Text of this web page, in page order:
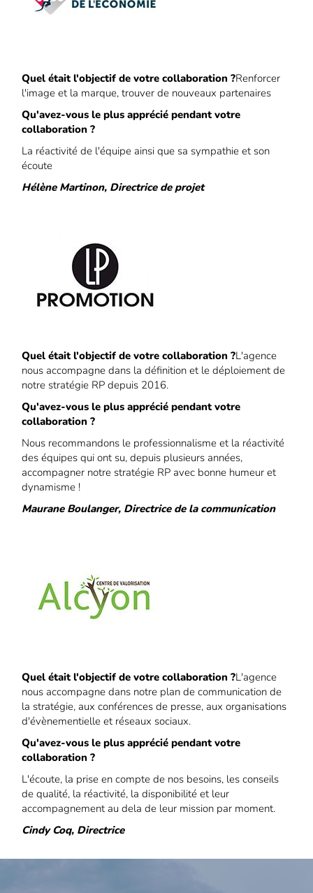
Quel était l'objectif de votre collaboration ?Renforcer
l'image et la marque, trouver de nouveaux partenaires
Qu'avez-vous le plus apprécié pendant votre
collaboration ?
La réactivité de l'équipe ainsi que sa sympathie et son
écoute
Hélène Martinon, Directrice de projet
Quel était l'objectif de votre collaboration ?L'agence
nous accompagne dans la définition et le déploiement de
notre stratégie RP depuis 2016.
Qu'avez-vous le plus apprécié pendant votre
collaboration ?
Nous recommandons le professionnalisme et la réactivité
des équipes qui ont su, depuis plusieurs années,
accompagner notre stratégie RP avec bonne humeur et
dynamisme !
Maurane Boulanger, Directrice de la communication
Quel était l'objectif de votre collaboration ?L'agence
nous accompagne dans notre plan de communication de
la stratégie, aux conférences de presse, aux organisations
d'évènementielle et réseaux sociaux.
Qu'avez-vous le plus apprécié pendant votre
collaboration ?
L'écoute, la prise en compte de nos besoins, les conseils
de qualité, la réactivité, la disponibilité et leur
accompagnement au dela de leur mission par moment.
Cindy Coq, Directrice